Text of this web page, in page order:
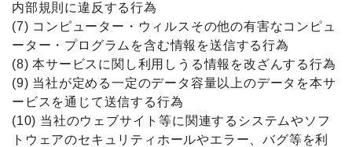
内部規則に違反する行為
(7) コンピューター・ウィルスその他の有害なコンピュ
ーター・プログラムを含む情報を送信する行為
(8) 本サービスに関し利用しうる情報を改ざんする行為
(9) 当社が定める一定のデータ容量以上のデータを本サ
ービスを通じて送信する行為
(10) 当社のウェブサイト等に関連するシステムやソフ
トウェアのセキュリティホールやエラー、バグ等を利